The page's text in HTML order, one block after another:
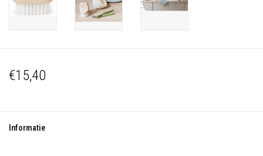
€15,40
Informatie